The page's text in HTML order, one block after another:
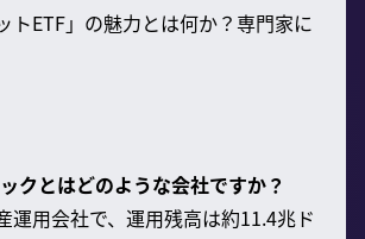
トETF」の魅力とは何か？専門家に
クとはどのような会社ですか？
運用会社で、運用残高は約11.4兆ド